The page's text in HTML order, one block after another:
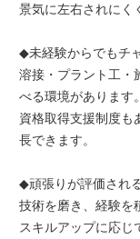
景気に左右されにく
◆未経験からでもチ
溶接・プラント工・
べる環境があります。
資格取得支援制度も
長できます。
◆頑張りが評価され
技術を磨き、経験を
スキルアップに応じ